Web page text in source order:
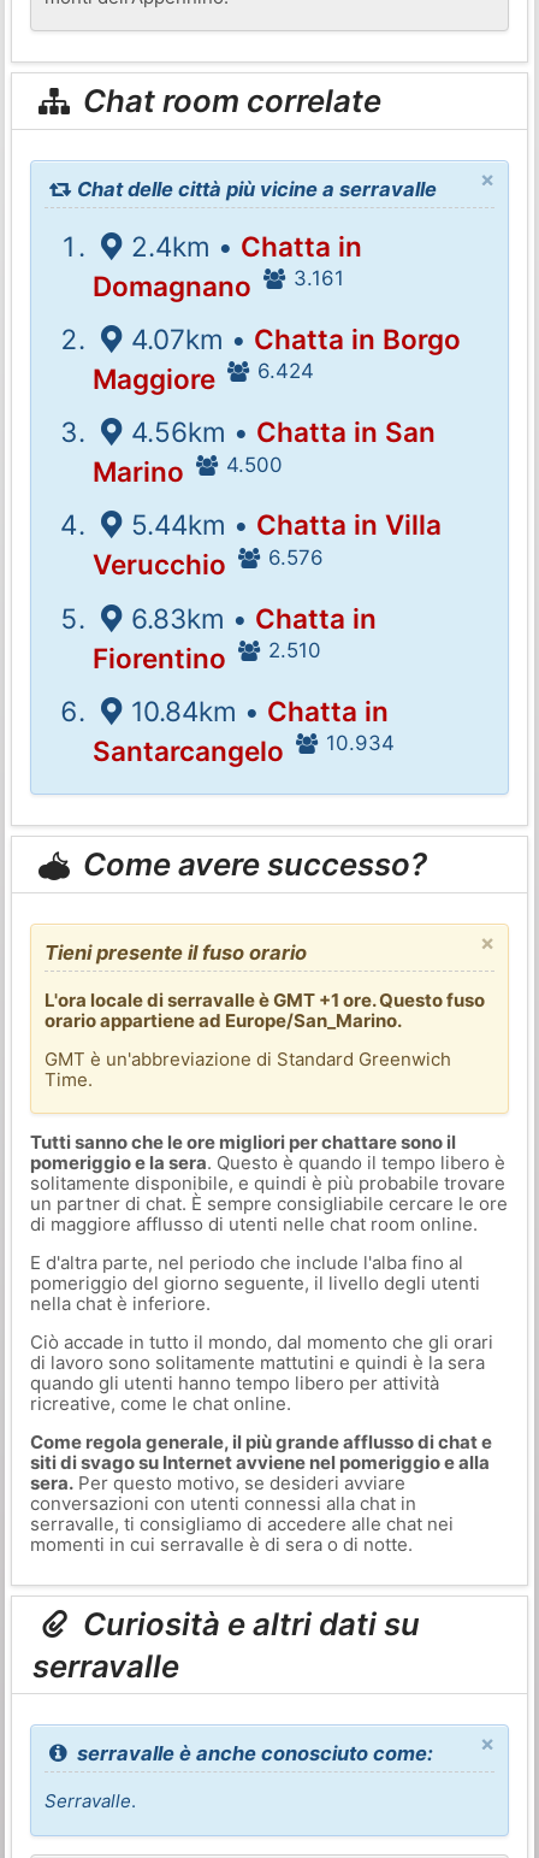
Chat room correlate
×
Chat delle città più vicine a serravalle
2.4km • Chatta in
Domagnano
3.161
4.07km • Chatta in Borgo
Maggiore
6.424
4.56km • Chatta in San
Marino
4.500
5.44km • Chatta in Villa
Verucchio
6.576
6.83km • Chatta in
Fiorentino
2.510
10.84km • Chatta in
Santarcangelo
10.934
Come avere successo?
×
Tieni presente il fuso orario
L'ora locale di serravalle è GMT +1 ore. Questo fuso
orario appartiene ad Europe/San_Marino.
GMT è un'abbreviazione di Standard Greenwich
Time.
Tutti sanno che le ore migliori per chattare sono il
pomeriggio e la sera. Questo è quando il tempo libero è
solitamente disponibile, e quindi è più probabile trovare
un partner di chat. È sempre consigliabile cercare le ore
di maggiore afflusso di utenti nelle chat room online.
E d'altra parte, nel periodo che include l'alba fino al
pomeriggio del giorno seguente, il livello degli utenti
nella chat è inferiore.
Ciò accade in tutto il mondo, dal momento che gli orari
di lavoro sono solitamente mattutini e quindi è la sera
quando gli utenti hanno tempo libero per attività
ricreative, come le chat online.
Come regola generale, il più grande afflusso di chat e
siti di svago su Internet avviene nel pomeriggio e alla
sera.Per questo motivo, se desideri avviare
conversazioni con utenti connessi alla chat in
serravalle, ti consigliamo di accedere alle chat nei
momenti in cui serravalle è di sera o di notte.
Curiosità e altri dati su
serravalle
×
serravalle è anche conosciuto come:
Serravalle.